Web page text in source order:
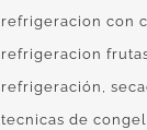
refrigeracion con
refrigeracion
refrigeración
tecnicas de